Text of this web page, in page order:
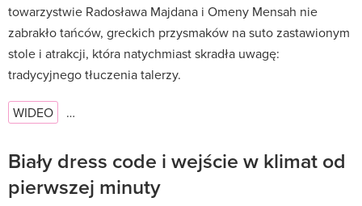
towarzystwie Radosława Majdana i Omeny Mensah nie
zabrakło tańców, greckich przysmaków na suto zastawionym
stole i atrakcji, która natychmiast skradła uwagę:
tradycyjnego tłuczenia talerzy.
WIDEO …
Biały dress code i wejście w klimat od
pierwszej minuty